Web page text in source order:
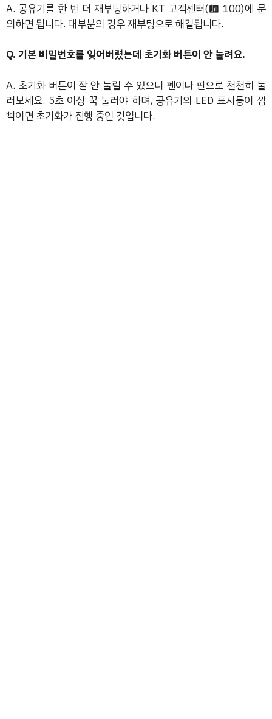
A. 공유기를 한 번 더 재부팅하거나 KT 고객센터(☎ 100)에 문
의하면 됩니다. 대부분의 경우 재부팅으로 해결됩니다.
Q. 기본 비밀번호를 잊어버렸는데 초기화 버튼이 안 눌려요.
A. 초기화 버튼이 잘 안 눌릴 수 있으니 펜이나 핀으로 천천히 눌
러보세요. 5초 이상 꾹 눌러야 하며, 공유기의 LED 표시등이 깜
빡이면 초기화가 진행 중인 것입니다.